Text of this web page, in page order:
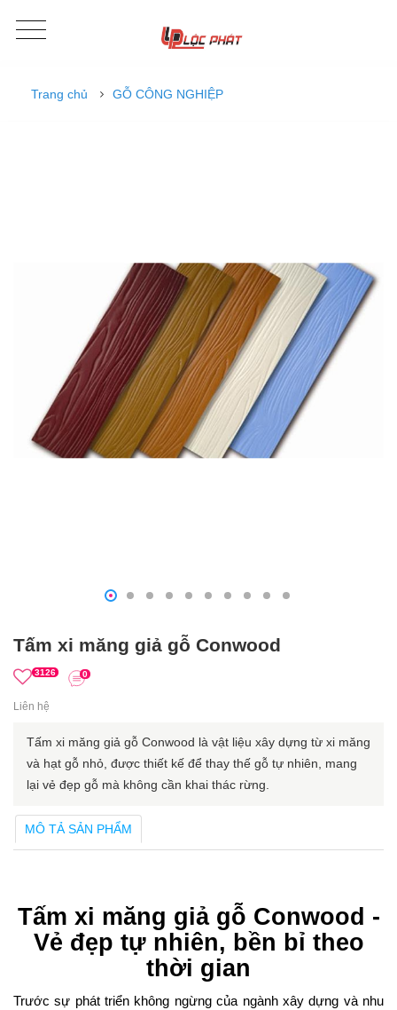
Trang chủ GỖ CÔNG NGHIỆP
Tấm xi măng giả gỗ Conwood
3126 0
Liên hệ
Tấm xi măng giả gỗ Conwood là vật liệu xây dựng từ xi măng
và hạt gỗ nhỏ, được thiết kế để thay thế gỗ tự nhiên, mang
lại vẻ đẹp gỗ mà không cần khai thác rừng.
MÔ TẢ SẢN PHẨM
Tấm xi măng giả gỗ Conwood -
Vẻ đẹp tự nhiên, bền bỉ theo
thời gian
Trước sự phát triển không ngừng của ngành xây dựng và nhu